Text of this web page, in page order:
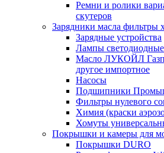
Ремни и ролики
скутеров
Зарядники масла фильтры
Зарядные устройства
Лампы
Масло ЛУКОЙЛ
другое импортное
Насосы
Подшипники
Фильтры нулевого
Химия (краски
Хомуты
Покрышки и камеры для
Покрышки DURO